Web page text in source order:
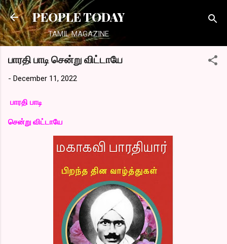
Skip to main content
PEOPLE TODAY
TAMIL MAGAZINE
பாரதி பாடி சென்று விட்டாயே
- December 11, 2022
பாரதி பாடி
சென்று விட்டாயே